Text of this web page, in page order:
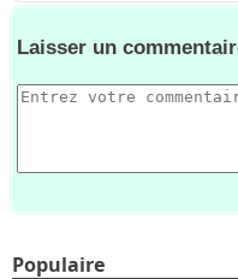
Laisser un
Populaire